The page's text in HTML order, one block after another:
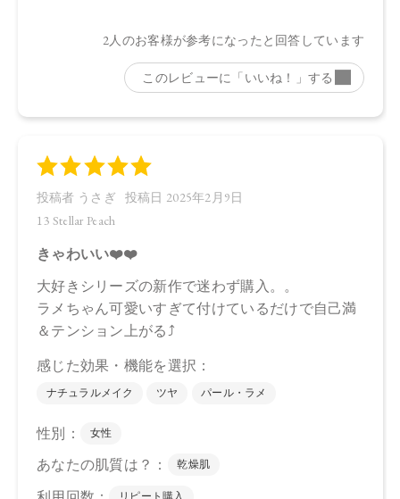
13：4570106739853
CosmeKitchen 2025/1/10
Make↗Kitchen 2025/1/10
※店舗での取り扱いや詳しい在庫状況につきましては、各店
舗にお問い合わせください。
※発売日は予告なく変更する可能性がございます。予めご了
※通常はご注文より１～３営業日での発送となります。
商品によっては、お届けまで１～２週間かかる場合がござい
ますので予めご了承ください。
●パッケージはリニューアル等の理由により、写真と異なる場
合がございます。
載と異なる場合がございます。
●予告なくパッケージ仕様が変更になる場合がございます。